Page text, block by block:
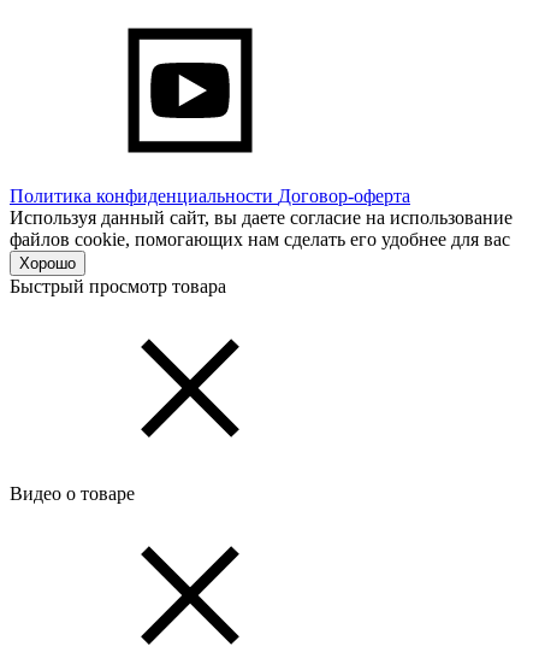
Политика конфиденциальности Договор-оферта
Используя данный сайт, вы даете согласие на использование
файлов cookie, помогающих нам сделать его удобнее для вас
Хорошо
Быстрый просмотр товара
Видео о товаре